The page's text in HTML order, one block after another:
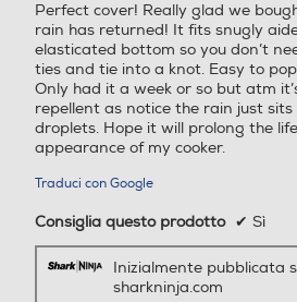
stelle.
Perfect cover! Really glad we
rain has returned! It fits snugly
elasticated bottom so you don’t
ties and tie into a knot. Easy to
Only had it a week or so but atm
repellent as notice the rain just sits
droplets. Hope it will prolong the
appearance of my cooker.
Traduci con Google
Consiglia questo prodotto ✔ Sì
Inizialmente pubblicata
sharkninja.com